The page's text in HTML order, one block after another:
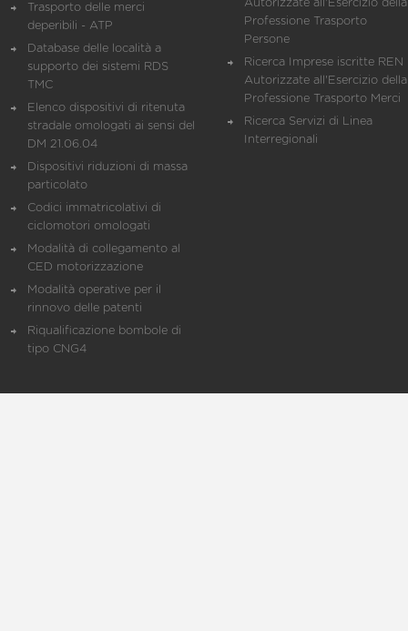
Trasporto delle merci
deperibili - ATP
Database delle località a
supporto dei sistemi RDS
TMC
Elenco dispositivi di ritenuta
stradale omologati ai sensi del
DM 21.06.04
Dispositivi riduzioni di massa
particolato
Codici immatricolativi di
ciclomotori omologati
Modalità di collegamento al
CED motorizzazione
Modalità operative per il
rinnovo delle patenti
Riqualificazione bombole di
tipo CNG4
Autorizzate all'Esercizio della
Professione Trasporto
Persone
Ricerca Imprese iscritte REN
Autorizzate all'Esercizio della
Professione Trasporto Merci
Ricerca Servizi di Linea
Interregionali